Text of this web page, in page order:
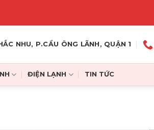
NHU, P.CẦU ÔNG LÃNH, QUẬN 1
ĐIỆN LẠNH TIN TỨC